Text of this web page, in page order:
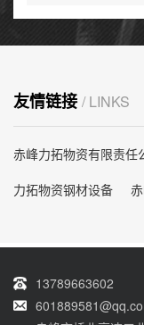
友情链接 / LINKS
赤峰力拓物资有限责任
力拓物资钢材设备
13789663602